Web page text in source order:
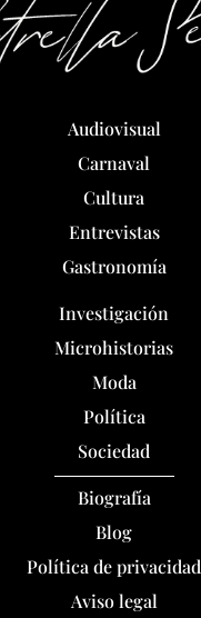
Audiovisual
Carnaval
Cultura
Entrevistas
Gastronomía
Investigación
Microhistorias
Moda
Política
Sociedad
Biografía
Blog
Política de privacidad
Aviso legal